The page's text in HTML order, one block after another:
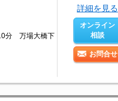
分 万場大橋下
詳細を見る
オンライン
相談
お問合せ